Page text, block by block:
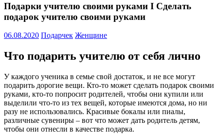
Подарки учителю своими руками I Сделать
подарок учителю своими руками
06.08.2020 Подарчек Женщине
Что подарить учителю от себя лично
У каждого ученика в семье свой достаток, и не все могут
подарить дорогие вещи. Кто-то может сделать подарок своими
руками, кто-то попросит родителей, чтобы они купили или
выделили что-то из тех вещей, которые имеются дома, но ни
разу не использовались. Красивые бокалы или пиалы,
различные сувениры – вот что может дать родитель детям,
чтобы они отнесли в качестве подарка.